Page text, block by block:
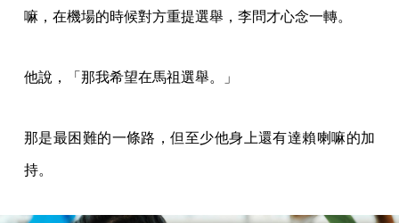
嘛，在機場的時候對方重提選舉，李問才心念一轉。
他說，「那我希望在馬祖選舉。」
那是最困難的一條路，但至少他身上還有達賴喇嘛的加
持。